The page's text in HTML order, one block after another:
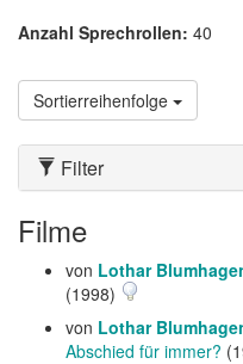
Anzahl Sprechrollen: 40
Sortierreihenfolge
Filter
Filme
von Lothar
(1998)
von Lothar
Abschied für immer?